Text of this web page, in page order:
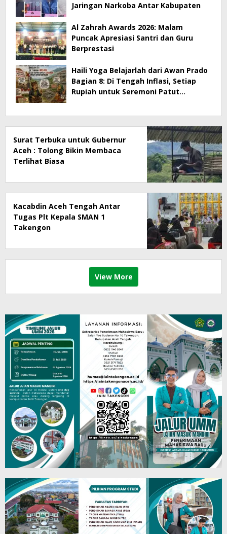
Jaringan Narkoba Antar Kabupaten
Al Zahrah Awards 2026: Malam
Puncak Apresiasi Santri dan Guru
Berprestasi
Haili Yoga Belajarlah dari Awan Prado
Bagian 8: Di Tengah Inflasi, Setiap
Rupiah untuk Seremoni Patut
Surat Terbuka untuk Gubernur
Aceh : Tolong Bikin Membaca
Terlihat Biasa
Kacabdin Aceh Tengah Antar
Tugas Plt Kepala SMAN 1
Takengon
View More